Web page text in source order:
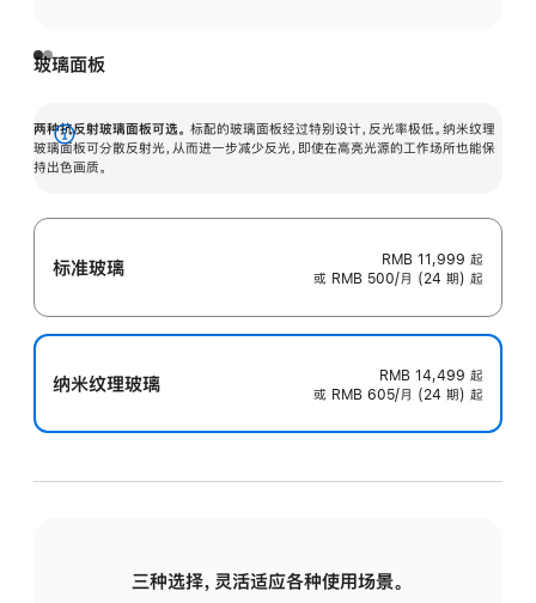
玻璃面板
两种抗反射玻璃面板可选。 标配的玻璃面板经过特别设计，反光率极低。纳米纹理
玻璃面板可分散反射光，从而进一步减少反光，即使在高亮光源的工作场所也能保
持出色画质。
展
开
标准玻璃 RMB 11,999 起
或 RMB 500/月 (24 期) 起
纳米纹理玻璃 RMB 14,499 起
或 RMB 605/月 (24 期) 起
三种选择，灵活适应各种使用场景。